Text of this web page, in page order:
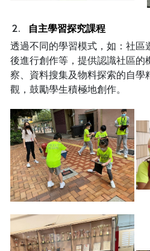
自主學習探究課程
透過不同的學習模式，如：社區
後進行創作等，提供認識社區的
察、資料搜集及物料探索的自學
觀，鼓勵學生積極地創作。